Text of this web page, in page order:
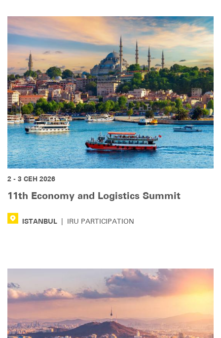
2 - 3 СЕН 2026
11th Economy and Logistics Summit
ISTANBUL IRU PARTICIPATION